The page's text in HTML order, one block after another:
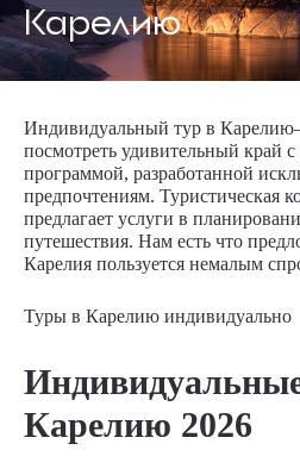
Карелию
Индивидуальный тур в
посмотреть удивительный край
программой, разработанной
предпочтениям. Туристическая
предлагает услуги в
путешествия. Нам есть что
Карелия пользуется немалым
Туры в Карелию индивидуально
Карелию 2026